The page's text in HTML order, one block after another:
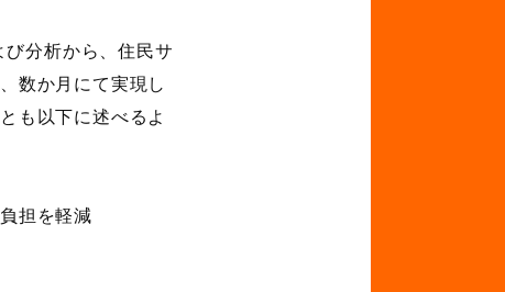
び分析から、住民サ
数か月にて実現し
も以下に述べるよ
担を軽減